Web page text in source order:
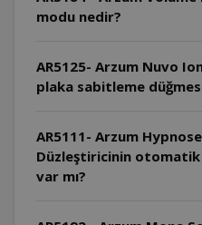
modu nedir?
AR5125- Arzum Nuvo
plaka sabitleme
AR5111- Arzum
Düzleştiricinin otomatik
var mı?